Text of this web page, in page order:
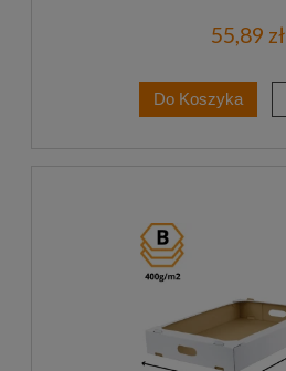
55,89 zł
Do Koszyka